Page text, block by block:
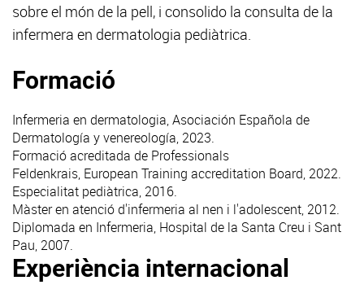
sobre el món de la pell, i consolido la consulta de la
infermera en dermatologia pediàtrica.
Formació
Infermeria en dermatologia, Asociación Española de
Dermatología y venereología, 2023.
Formació acreditada de Professionals
Feldenkrais, European Training accreditation Board, 2022.
Especialitat pediàtrica, 2016.
Màster en atenció d'infermeria al nen i l'adolescent, 2012.
Diplomada en Infermeria, Hospital de la Santa Creu i Sant
Pau, 2007.
Experiència internacional